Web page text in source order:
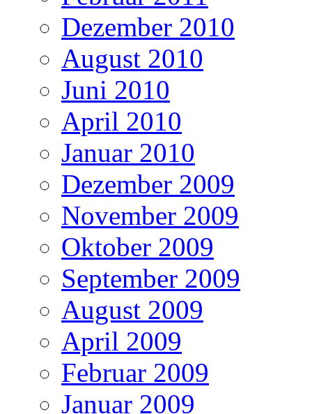
Dezember 2010
August 2010
Juni 2010
April 2010
Januar 2010
Dezember 2009
November 2009
Oktober 2009
September 2009
August 2009
April 2009
Februar 2009
Januar 2009